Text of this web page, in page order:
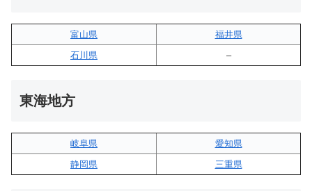
富山県
福井県
石川県
–
東海地方
岐阜県
愛知県
静岡県
三重県